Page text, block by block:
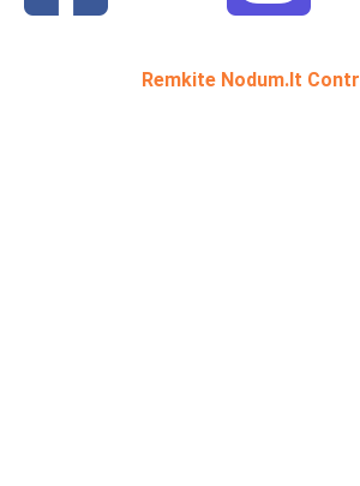
Remkite Nodum.lt